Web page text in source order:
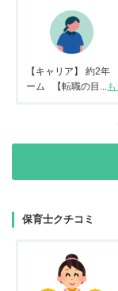
【キャリア】 約2
ーム 【転職の目...
保育士クチコミ